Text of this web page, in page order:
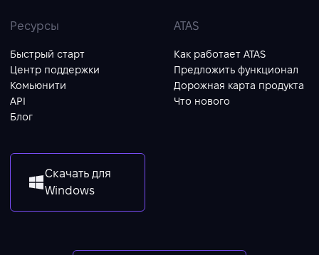
Ресурсы
Быстрый старт
Центр поддержки
Комьюнити
API
Блог
ATAS
Как работает ATAS
Предложить функционал
Дорожная карта продукта
Что нового
Скачать для
Windows